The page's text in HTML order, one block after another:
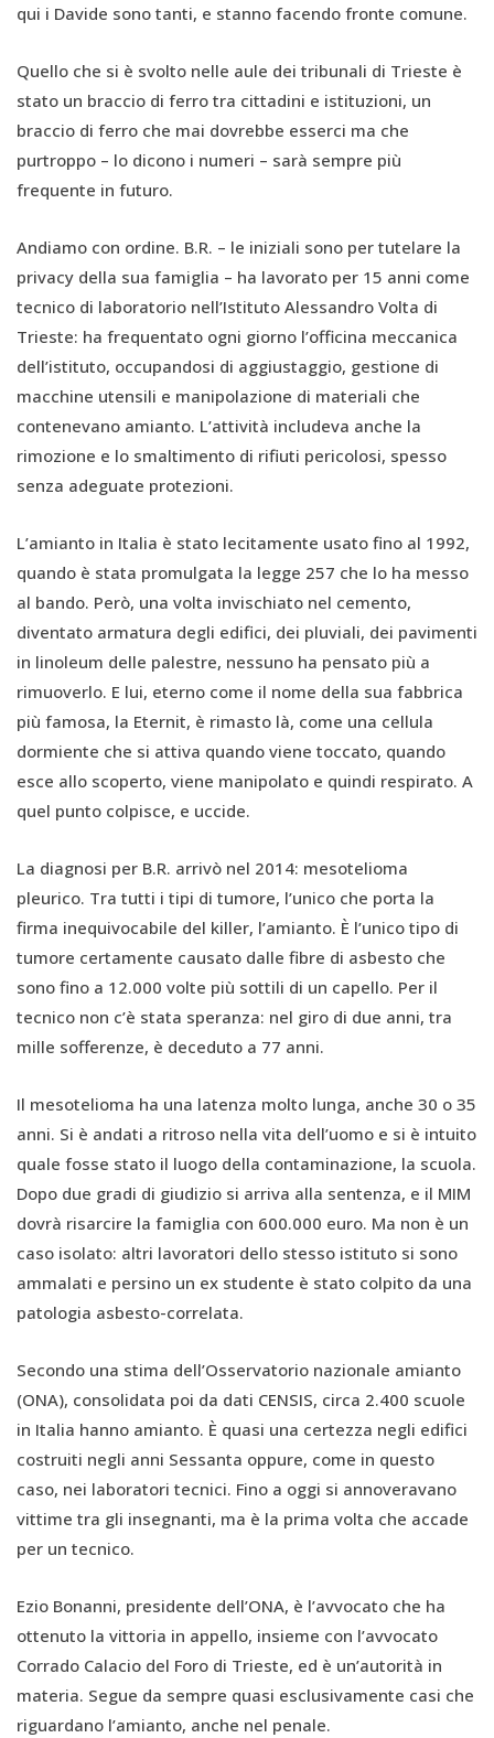
qui i Davide sono tanti, e stanno facendo fronte comune.
Quello che si è svolto nelle aule dei tribunali di Trieste è
stato un braccio di ferro tra cittadini e istituzioni, un
braccio di ferro che mai dovrebbe esserci ma che
purtroppo – lo dicono i numeri – sarà sempre più
frequente in futuro.
Andiamo con ordine. B.R. – le iniziali sono per tutelare la
privacy della sua famiglia – ha lavorato per 15 anni come
tecnico di laboratorio nell’Istituto Alessandro Volta di
Trieste: ha frequentato ogni giorno l’officina meccanica
dell’istituto, occupandosi di aggiustaggio, gestione di
macchine utensili e manipolazione di materiali che
contenevano amianto. L’attività includeva anche la
rimozione e lo smaltimento di rifiuti pericolosi, spesso
senza adeguate protezioni.
L’amianto in Italia è stato lecitamente usato fino al 1992,
quando è stata promulgata la legge 257 che lo ha messo
al bando. Però, una volta invischiato nel cemento,
diventato armatura degli edifici, dei pluviali, dei pavimenti
in linoleum delle palestre, nessuno ha pensato più a
rimuoverlo. E lui, eterno come il nome della sua fabbrica
più famosa, la Eternit, è rimasto là, come una cellula
dormiente che si attiva quando viene toccato, quando
esce allo scoperto, viene manipolato e quindi respirato. A
quel punto colpisce, e uccide.
La diagnosi per B.R. arrivò nel 2014: mesotelioma
pleurico. Tra tutti i tipi di tumore, l’unico che porta la
firma inequivocabile del killer, l’amianto. È l’unico tipo di
tumore certamente causato dalle fibre di asbesto che
sono fino a 12.000 volte più sottili di un capello. Per il
tecnico non c’è stata speranza: nel giro di due anni, tra
mille sofferenze, è deceduto a 77 anni.
Il mesotelioma ha una latenza molto lunga, anche 30 o 35
anni. Si è andati a ritroso nella vita dell’uomo e si è intuito
quale fosse stato il luogo della contaminazione, la scuola.
Dopo due gradi di giudizio si arriva alla sentenza, e il MIM
dovrà risarcire la famiglia con 600.000 euro. Ma non è un
caso isolato: altri lavoratori dello stesso istituto si sono
ammalati e persino un ex studente è stato colpito da una
patologia asbesto-correlata.
Secondo una stima dell’Osservatorio nazionale amianto
(ONA), consolidata poi da dati CENSIS, circa 2.400 scuole
in Italia hanno amianto. È quasi una certezza negli edifici
costruiti negli anni Sessanta oppure, come in questo
caso, nei laboratori tecnici. Fino a oggi si annoveravano
vittime tra gli insegnanti, ma è la prima volta che accade
per un tecnico.
Ezio Bonanni, presidente dell’ONA, è l’avvocato che ha
ottenuto la vittoria in appello, insieme con l’avvocato
Corrado Calacio del Foro di Trieste, ed è un’autorità in
materia. Segue da sempre quasi esclusivamente casi che
riguardano l’amianto, anche nel penale.